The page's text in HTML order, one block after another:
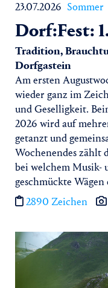
23.07.2026 Sommer
Dorf:Fest:
Tradition,
Dorfgastein
Am ersten
wieder ganz im
und Geselligkeit.
2026 wird auf
getanzt und
Wochenendes zählt
bei welchem Musik-
geschmückte
2890 Zeichen